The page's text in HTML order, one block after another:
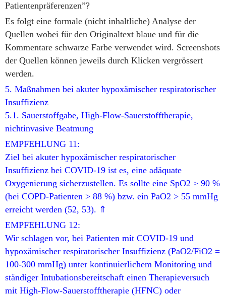
Patientenpräferenzen”?
Es folgt eine formale (nicht inhaltliche) Analyse der
Quellen wobei für den Originaltext blaue und für die
Kommentare schwarze Farbe verwendet wird. Screenshots
der Quellen können jeweils durch Klicken vergrössert
werden.
5. Maßnahmen bei akuter hypoxämischer respiratorischer
Insuffizienz
5.1. Sauerstoffgabe, High-Flow-Sauerstofftherapie,
nichtinvasive Beatmung
EMPFEHLUNG 11:
Ziel bei akuter hypoxämischer respiratorischer
Insuffizienz bei COVID-19 ist es, eine adäquate
Oxygenierung sicherzustellen. Es sollte eine SpO2 ≥ 90 %
(bei COPD-Patienten > 88 %) bzw. ein PaO2 > 55 mmHg
erreicht werden (52, 53). ⇑
EMPFEHLUNG 12:
Wir schlagen vor, bei Patienten mit COVID-19 und
hypoxämischer respiratorischer Insuffizienz (PaO2/FiO2 =
100-300 mmHg) unter kontinuierlichem Monitoring und
ständiger Intubationsbereitschaft einen Therapieversuch
mit High-Flow-Sauerstofftherapie (HFNC) oder